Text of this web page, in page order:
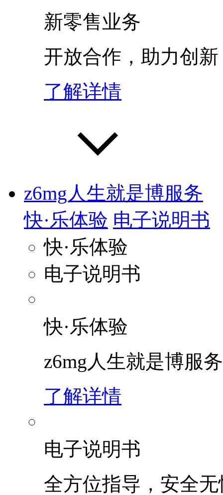
新零售业务
开放合作，助力创新
了解详情
z6mg人生就是博服务
快·乐体验 电子说明书
快·乐体验
电子说明书
快·乐体验
z6mg人生就是博服
了解详情
电子说明书
全方位指导，安全